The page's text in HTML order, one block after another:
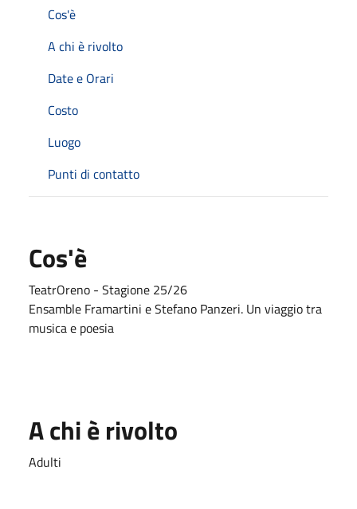
Cos'è
A chi è rivolto
Date e Orari
Costo
Luogo
Punti di contatto
Cos'è
TeatrOreno - Stagione 25/26
Ensamble Framartini e Stefano Panzeri. Un viaggio tra
musica e poesia
A chi è rivolto
Adulti